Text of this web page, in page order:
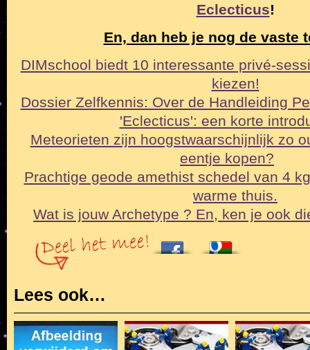
Eclecticus!
En, dan heb je nog de vaste
DIMschool biedt 10 interessante privé-
kiezen!
Dossier Zelfkennis: Over de Handleiding
'Eclecticus': een korte
Meteorieten zijn hoogstwaarschijnlijk zo
eentje kopen?
Prachtige geode amethist schedel van 4
warme thuis.
Wat is jouw Archetype ? En, ken je ook
Lees ook…